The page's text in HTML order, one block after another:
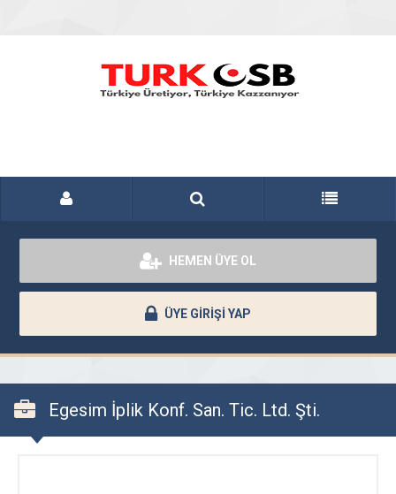
HEMEN ÜYE OL
ÜYE GİRİŞİ YAP
Egesim İplik Konf. San. Tic. Ltd. Şti.